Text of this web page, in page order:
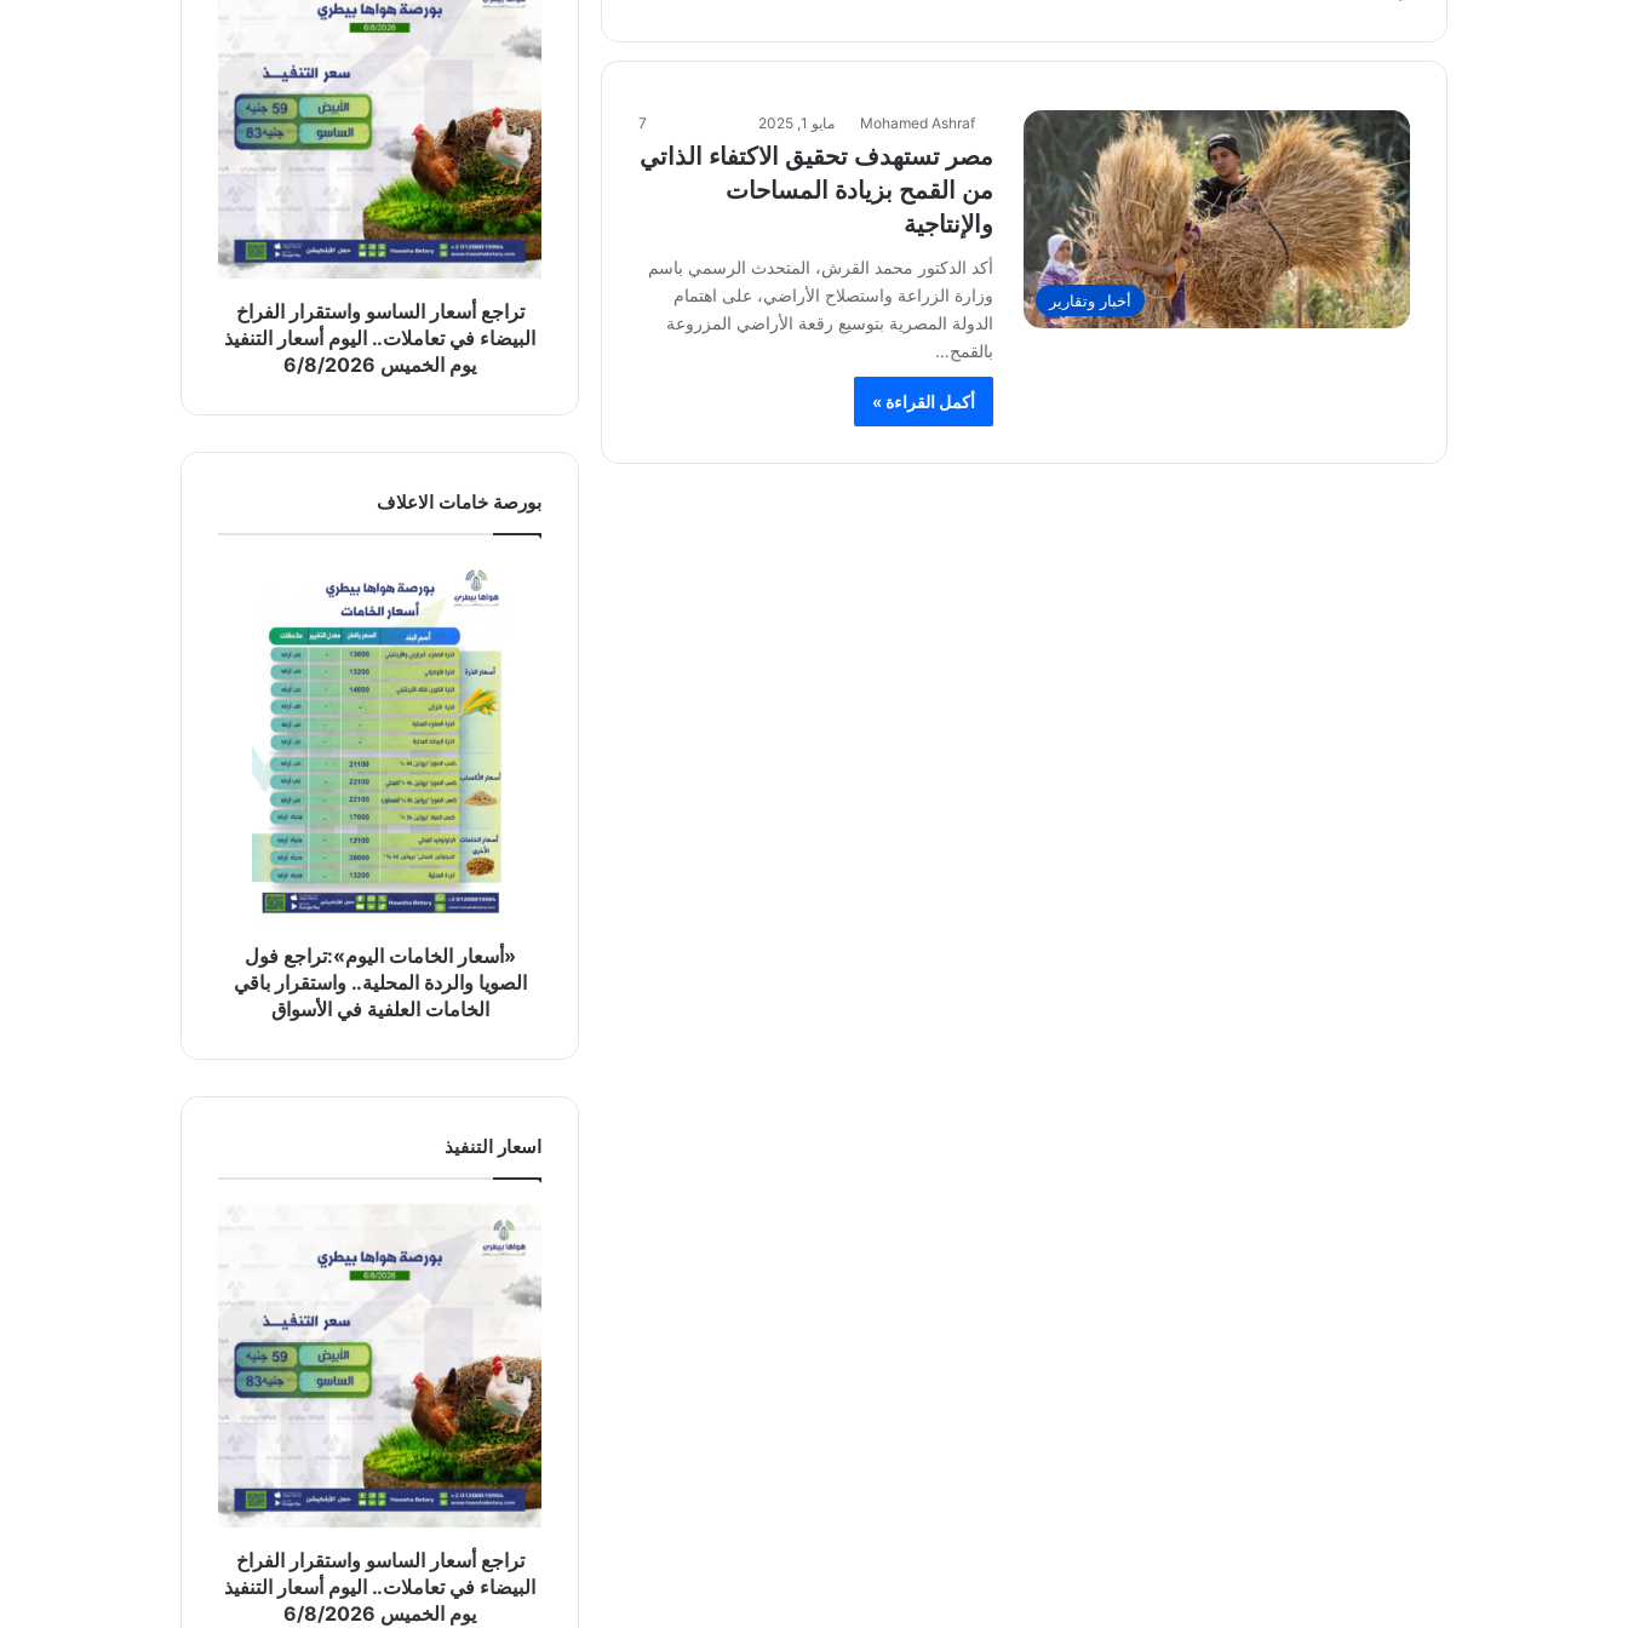
أخبار وتقارير
Mohamed Ashraf مايو 1, 2025 7
مصر تستهدف تحقيق الاكتفاء الذاتي
من القمح بزيادة المساحات
والإنتاجية
أكد الدكتور محمد القرش، المتحدث الرسمي باسم
وزارة الزراعة واستصلاح الأراضي، على اهتمام
الدولة المصرية بتوسيع رقعة الأراضي المزروعة
بالقمح…
أكمل القراءة »
تراجع أسعار الساسو واستقرار الفراخ
البيضاء في تعاملات.. اليوم أسعار التنفيذ
يوم الخميس 6/8/2026
بورصة خامات الاعلاف
«أسعار الخامات اليوم»:تراجع فول
الصويا والردة المحلية.. واستقرار باقي
الخامات العلفية في الأسواق
اسعار التنفيذ
تراجع أسعار الساسو واستقرار الفراخ
البيضاء في تعاملات.. اليوم أسعار التنفيذ
يوم الخميس 6/8/2026